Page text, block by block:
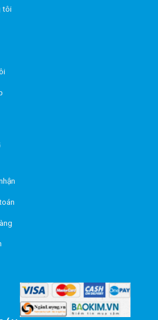
tôi